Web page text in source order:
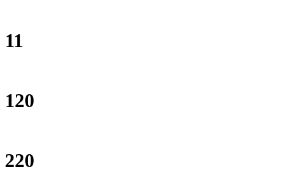
11
120
220